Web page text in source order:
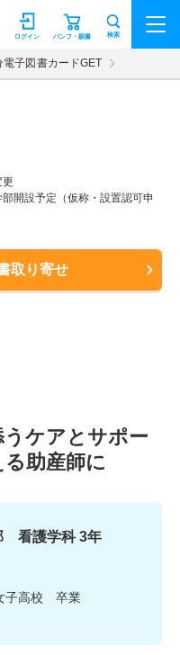
パンフ・願書
ログイン 検索
電子図書カードGET
開設予定（仮称・設置認可申
取り寄せ
ケアとサポー
る助産師に
看護学科 3年
子高校 卒業